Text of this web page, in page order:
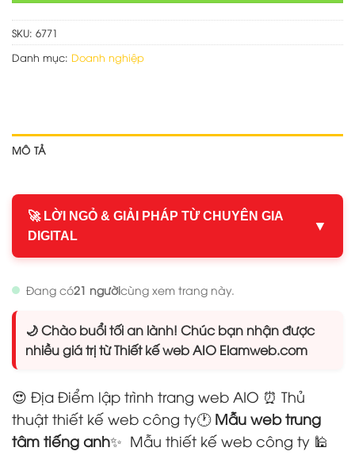
SKU: 6771
Danh mục: Doanh nghiệp
MÔ TẢ
🚀 LỜI NGỎ & GIẢI PHÁP TỪ CHUYÊN GIA
DIGITAL
▼
Đang có21 ngườicùng xem trang này.
🌙 Chào buổi tối an lành! Chúc bạn nhận được
nhiều giá trị từ Thiết kế web AIO Elamweb.com
😍 Địa Điểm lập trình trang web AIO ⏰ Thủ
thuật thiết kế web công ty🕐 Mẫu web trung
tâm tiếng anh✨ Mẫu thiết kế web công ty 🕌